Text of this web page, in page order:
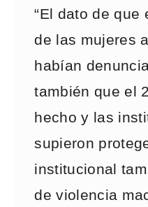
“El dato de que
de las mujeres
habían
también que el
hecho y las
supieron
institucional
de violencia